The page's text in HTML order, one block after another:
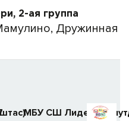
2-ая группа
Дружинная
МБУ СШ Лидер